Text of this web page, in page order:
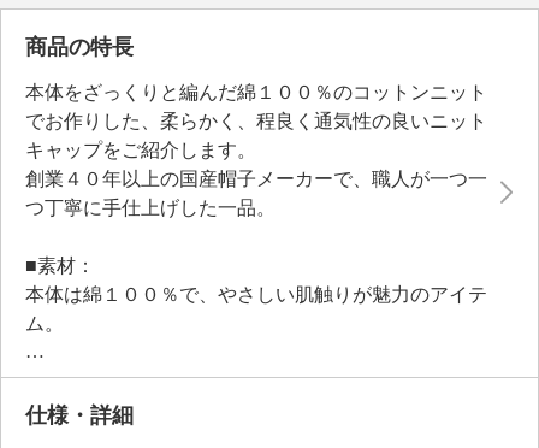
商品の特長
本体をざっくりと編んだ綿１００％のコットンニット
でお作りした、柔らかく、程良く通気性の良いニット
キャップをご紹介します。
創業４０年以上の国産帽子メーカーで、職人が一つ一
つ丁寧に手仕上げした一品。
■素材：
本体は綿１００％で、やさしい肌触りが魅力のアイテ
ム。
素材の特性上、静電気が起きにくいのもポイントで
す。
帽子の縁にぐるっと中わたが入っているので、お顔に
仕様・詳細